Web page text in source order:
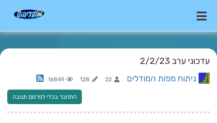
עדכוני ערב 2/2/23
ניתוח מפות המודלים 22
128
16849
התחבר בכדי לפרסם תגובה